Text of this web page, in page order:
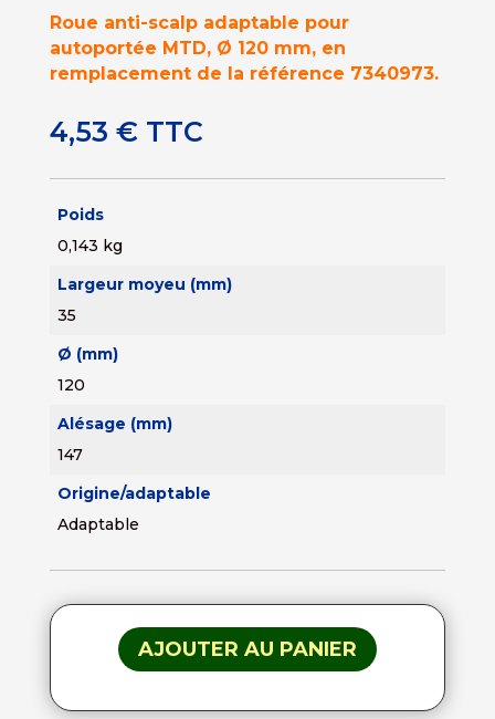
Roue anti-scalp adaptable pour
autoportée MTD, Ø 120 mm, en
remplacement de la référence 7340973.
4,53 € TTC
Poids
0,143 kg
Largeur moyeu (mm)
35
Ø (mm)
120
Alésage (mm)
147
Origine/adaptable
Adaptable
AJOUTER AU PANIER